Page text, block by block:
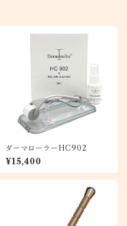
ダーマローラーHC902
¥15,400